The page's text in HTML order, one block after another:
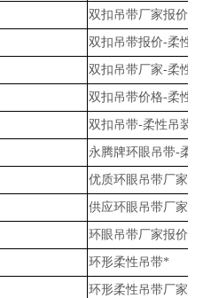
双扣吊带厂家报价-柔
双扣吊带报价-柔性吊
双扣吊带厂家-柔性吊
双扣吊带价格-柔性吊
双扣吊带-柔性吊装带
永腾牌环眼吊带-柔性
优质环眼吊带厂家-柔
供应环眼吊带厂家-柔
环眼吊带厂家报价-柔
环形柔性吊带*
环形柔性吊带厂家